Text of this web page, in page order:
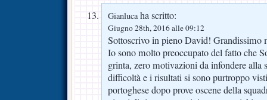
Gianlucaha scritto:
Giugno 28th, 2016 alle 09:12
Sottoscrivo in pieno David! Grandissimo
Io sono molto preoccupato del fatto che
grinta, zero motivazioni da infondere alla
difficoltà e i risultati si sono purtroppo
portoghese dopo prove oscene della